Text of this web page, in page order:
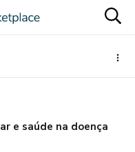
e saúde na doença